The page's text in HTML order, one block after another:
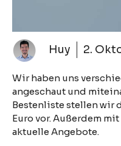
Huy 2.
Wir haben uns
angeschaut und
Bestenliste stellen wir
Euro vor. Außerdem
aktuelle Angebote.